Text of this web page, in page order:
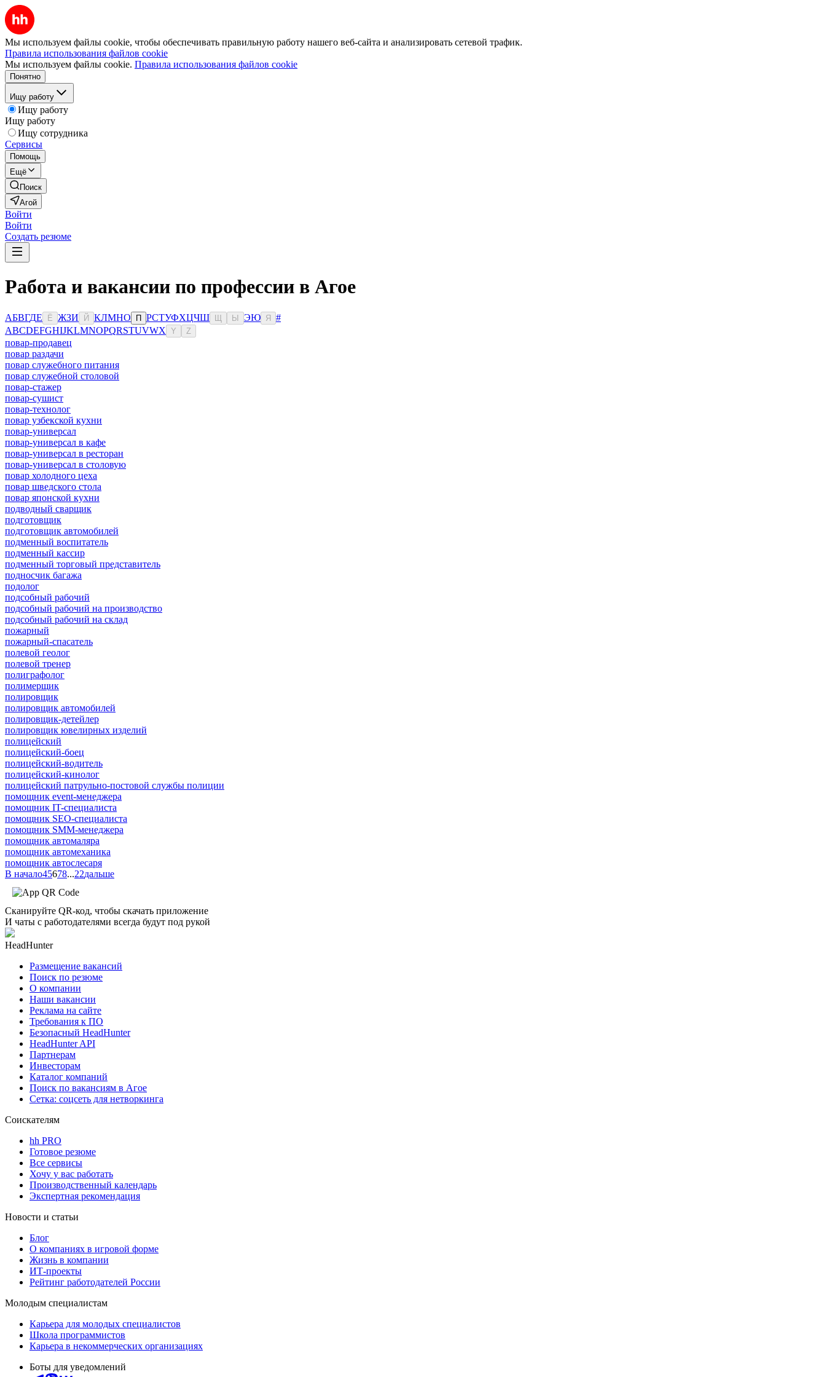
Мы используем файлы cookie, чтобы обеспечивать правильную работу нашего веб-сайта и анализировать сетевой трафик.
Правила использования файлов cookie
Мы используем файлы cookie. Правила использования файлов cookie
Понятно
Ищу работу
Ищу работу
Ищу работу
Ищу сотрудника
Сервисы
Помощь
Ещё
Поиск
Агой
Войти
Войти
Создать резюме
Работа и вакансии по профессии в Агое
АБВГДЕ Ё ЖЗИ Й КЛМНО П РСТУФХЦЧШ Ы ЭЮ Я
#
ABCDEFGHIJKLMNOPQRSTUVWX Y Z
повар-продавец
повар раздачи
повар служебного питания
повар служебной столовой
повар-стажер
повар-сушист
повар-технолог
повар узбекской кухни
повар-универсал
повар-универсал в кафе
повар-универсал в ресторан
повар-универсал в столовую
повар холодного цеха
повар шведского стола
повар японской кухни
подводный сварщик
подготовщик
подготовщик автомобилей
подменный воспитатель
подменный кассир
подменный торговый представитель
подносчик багажа
подолог
подсобный рабочий
подсобный рабочий на производство
подсобный рабочий на склад
пожарный
пожарный-спасатель
полевой геолог
полевой тренер
полиграфолог
полимерщик
полировщик
полировщик автомобилей
полировщик-детейлер
полировщик ювелирных изделий
полицейский
полицейский-боец
полицейский-водитель
полицейский-кинолог
полицейский патрульно-постовой службы полиции
помощник event-менеджера
помощник IT-специалиста
помощник SEO-специалиста
помощник SMM-менеджера
помощник автомаляра
помощник автомеханика
помощник автослесаря
В начало45678...22дальше
Сканируйте QR-код, чтобы скачать приложение
И чаты с работодателями всегда будут под рукой
HeadHunter
Размещение вакансий
Поиск по резюме
О компании
Наши вакансии
Реклама на сайте
Требования к ПО
Безопасный HeadHunter
HeadHunter API
Партнерам
Инвесторам
Каталог компаний
Поиск по вакансиям в Агое
Сетка: соцсеть для нетворкинга
Соискателям
hh PRO
Готовое резюме
Все сервисы
Хочу у вас работать
Производственный календарь
Экспертная рекомендация
Новости и статьи
Блог
О компаниях в игровой форме
Жизнь в компании
ИТ-проекты
Рейтинг работодателей России
Молодым специалистам
Карьера для молодых специалистов
Школа программистов
Карьера в некоммерческих организациях
Боты для уведомлений